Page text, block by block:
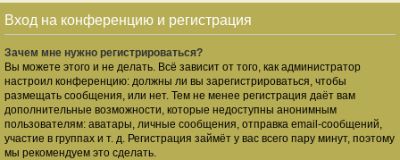
Вход на конференцию и регистрация
Зачем мне нужно регистрироваться?
Вы можете этого и не делать. Всё зависит от того, как администратор
настроил конференцию: должны ли вы зарегистрироваться, чтобы
размещать сообщения, или нет. Тем не менее регистрация даёт вам
дополнительные возможности, которые недоступны анонимным
пользователям: аватары, личные сообщения, отправка email-сообщений,
участие в группах и т. д. Регистрация займёт у вас всего пару минут, поэтому
мы рекомендуем это сделать.